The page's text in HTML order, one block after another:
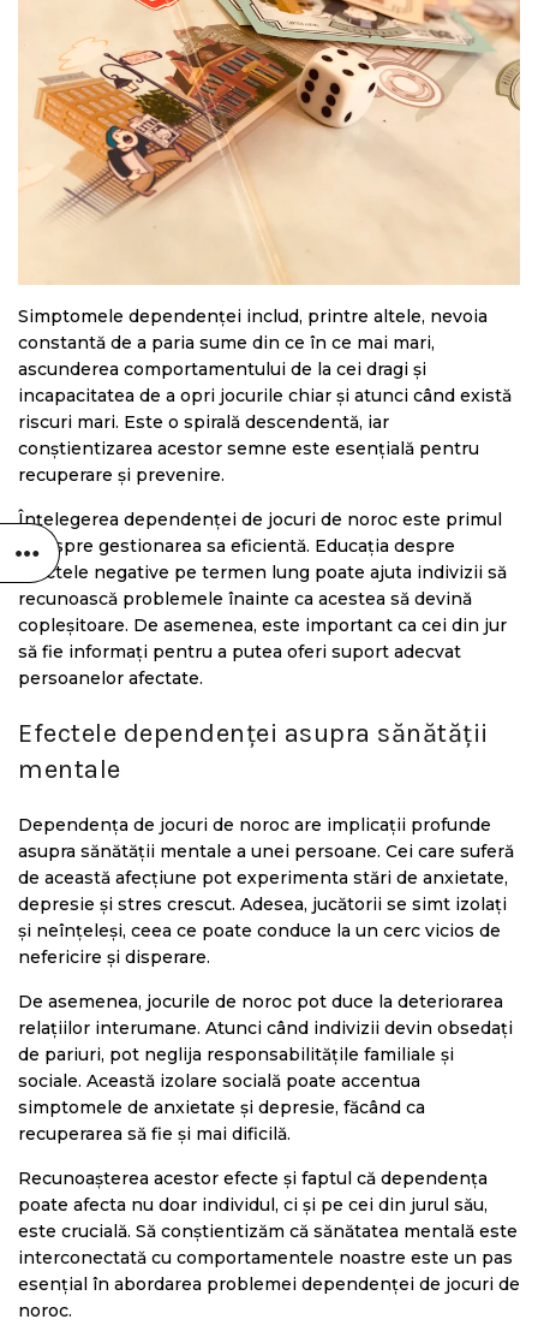
Simptomele dependenței includ, printre altele, nevoia
constantă de a paria sume din ce în ce mai mari,
ascunderea comportamentului de la cei dragi și
incapacitatea de a opri jocurile chiar și atunci când există
riscuri mari. Este o spirală descendentă, iar
conștientizarea acestor semne este esențială pentru
recuperare și prevenire.
Înțelegerea dependenței de jocuri de noroc este primul
pas spre gestionarea sa eficientă. Educația despre
efectele negative pe termen lung poate ajuta indivizii să
recunoască problemele înainte ca acestea să devină
copleșitoare. De asemenea, este important ca cei din jur
să fie informați pentru a putea oferi suport adecvat
persoanelor afectate.
Efectele dependenței asupra sănătății
mentale
Dependența de jocuri de noroc are implicații profunde
asupra sănătății mentale a unei persoane. Cei care suferă
de această afecțiune pot experimenta stări de anxietate,
depresie și stres crescut. Adesea, jucătorii se simt izolați
și neînțeleși, ceea ce poate conduce la un cerc vicios de
nefericire și disperare.
De asemenea, jocurile de noroc pot duce la deteriorarea
relațiilor interumane. Atunci când indivizii devin obsedați
de pariuri, pot neglija responsabilitățile familiale și
sociale. Această izolare socială poate accentua
simptomele de anxietate și depresie, făcând ca
recuperarea să fie și mai dificilă.
Recunoașterea acestor efecte și faptul că dependența
poate afecta nu doar individul, ci și pe cei din jurul său,
este crucială. Să conștientizăm că sănătatea mentală este
interconectată cu comportamentele noastre este un pas
esențial în abordarea problemei dependenței de jocuri de
noroc.